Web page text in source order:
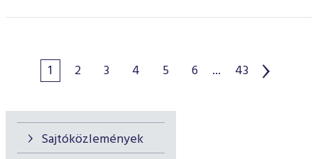
Sajtóközlemények
1 2 3 4 5 6 ... 43